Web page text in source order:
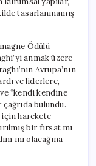
tasarlanmamış
Ödülü
anmak üzere
Avrupa’nın
ve liderlere,
“kendi kendine
bulundu.
için harekete
bir fırsat mı
mı olacağına